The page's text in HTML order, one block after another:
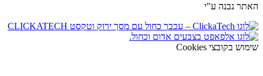
האתר נבנה ע"י
שימוש בקובצי Cookies